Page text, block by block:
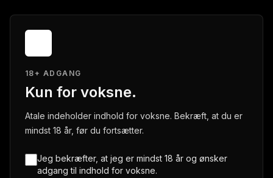
18+ ADGANG
Kun for voksne.
Atale indeholder indhold for voksne. Bekræft, at du er
mindst 18 år, før du fortsætter.
Jeg bekræfter, at jeg er mindst 18 år og ønsker
adgang til indhold for voksne.